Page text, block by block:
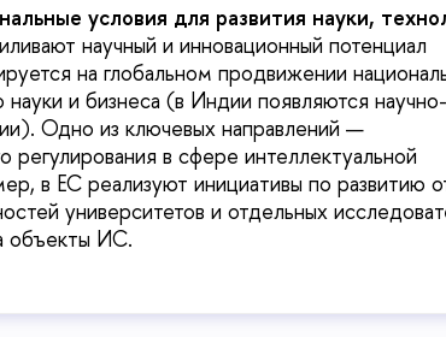
условия для развития науки,
научный и инновационный потенциал
на глобальном продвижении
и бизнеса (в Индии появляются научно-
Одно из ключевых направлений —
регулирования в сфере интеллектуальной
в ЕС реализуют инициативы по развитию
университетов и отдельных
объекты ИС.